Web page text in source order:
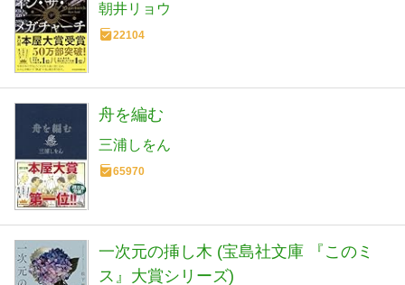
朝井リョウ
22104
舟を編む
三浦しをん
65970
一次元の挿し木 (宝島社文庫 『このミ
ス』大賞シリーズ)